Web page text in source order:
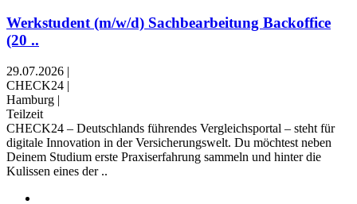
Werkstudent (m/w/d) Sachbearbeitung Backoffice
(20 ..
29.07.2026 |
CHECK24 |
Hamburg |
Teilzeit
CHECK24 – Deutschlands führendes Vergleichsportal – steht für
digitale Innovation in der Versicherungswelt. Du möchtest neben
Deinem Studium erste Praxiserfahrung sammeln und hinter die
Kulissen eines der ..